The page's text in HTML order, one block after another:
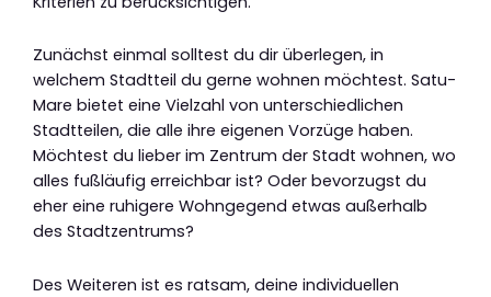
Zunächst einmal solltest du dir überlegen, in
welchem Stadtteil du gerne wohnen möchtest. Satu-
Mare bietet eine Vielzahl von unterschiedlichen
Stadtteilen, die alle ihre eigenen Vorzüge haben.
Möchtest du lieber im Zentrum der Stadt wohnen, wo
alles fußläufig erreichbar ist? Oder bevorzugst du
eher eine ruhigere Wohngegend etwas außerhalb
des Stadtzentrums?
Des Weiteren ist es ratsam, deine individuellen